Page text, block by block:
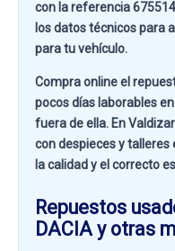
con la referencia
los datos técnicos para
para tu vehículo.
Compra online el
pocos días laborables
fuera de ella. En
con despieces y
la calidad y el correcto
Repuestos
DACIA y otras